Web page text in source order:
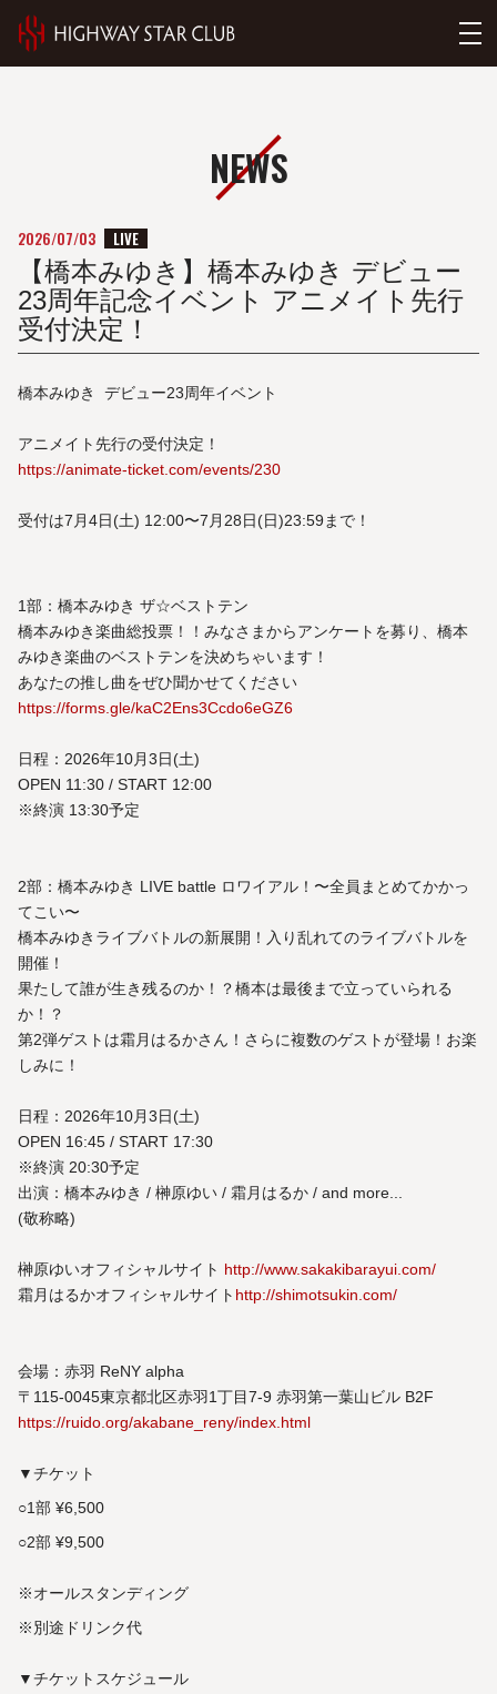
NEWS
2026/07/03 LIVE
【橋本みゆき】橋本みゆき デビュー
23周年記念イベント アニメイト先行
受付決定！
橋本みゆき デビュー23周年イベント
アニメイト先行の受付決定！
https://animate-ticket.com/events/230
受付は7月4日(土) 12:00〜7月28日(日)23:59まで！
1部：橋本みゆき ザ☆ベストテン
橋本みゆき楽曲総投票！！みなさまからアンケートを募り、橋本
みゆき楽曲のベストテンを決めちゃいます！
あなたの推し曲をぜひ聞かせてください
https://forms.gle/kaC2Ens3Ccdo6eGZ6
日程：2026年10月3日(土)
OPEN 11:30 / START 12:00
※終演 13:30予定
2部：橋本みゆき LIVE battle ロワイアル！〜全員まとめてかかっ
てこい〜
橋本みゆきライブバトルの新展開！入り乱れてのライブバトルを
開催！
果たして誰が生き残るのか！？橋本は最後まで立っていられる
か！？
第2弾ゲストは霜月はるかさん！さらに複数のゲストが登場！お楽
しみに！
日程：2026年10月3日(土)
OPEN 16:45 / START 17:30
※終演 20:30予定
出演：橋本みゆき / 榊原ゆい / 霜月はるか / and more...
(敬称略)
榊原ゆいオフィシャルサイト http://www.sakakibarayui.com/
霜月はるかオフィシャルサイト http://shimotsukin.com/
会場：赤羽 ReNY alpha
〒115-0045東京都北区赤羽1丁目7-9 赤羽第一葉山ビル B2F
https://ruido.org/akabane_reny/index.html
▼チケット
○1部 ¥6,500
○2部 ¥9,500
※オールスタンディング
※別途ドリンク代
▼チケットスケジュール